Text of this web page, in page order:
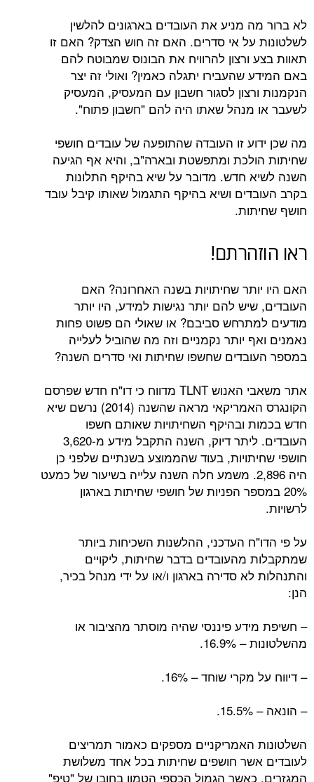
מניע את העובדים בארגונים להלשין
על אי סדרים. האם זה חוש הצדק? האם זו
ורצון להרוויח את הבונוס שמבוטח להם
יתגלה כאמין? ואולי זה יצר
לסגור חשבון עם המעסיק, המעסיק
שאתו היה להם "חשבון פתוח".
זו העובדה שהתופעה של עובדים חושפי
ומתפשטת ובארה"ב, והיא אף הגיעה
חדש. מדובר על שיא בהיקף התלונות
ושיא בהיקף התגמול שאותו קיבל עובד
שחיתויות בשנה האחרונה? האם
להם יותר נגישות למידע, היו יותר
סביבם? או שאולי הם פשוט פחות
יותר נקמניים וזה מה שהוביל לעלייה
שחשפו שחיתות ואי סדרים השנה?
אתר משאבי האנוש TLNT מדווח כי דו"ח חדש שפרסם
הקונגרס האמריקאי מראה שהשנה (2014) נרשם שיא
ובהיקף השחיתויות שאותם חשפו
העובדים. ליתר דיוק, השנה התקבל מידע מ-3,620
בעוד שהממוצע בשנתיים שלפני כן
היה 2,896. משמע חלה השנה עלייה בשיעור של כמעט
הפניות של חושפי שחיתות בארגון
העדכני, ההלשנות השכיחות ביותר
מהעובדים בדבר שחיתות, ליקויים
סדירה בארגון ו/או על ידי מנהל בכיר,
פיננסי שהיה מוסתר מהציבור או
שוחד – 16%.
האמריקניים מספקים כאמור תמריצים
חושפים שחיתות בכל אחד משלושת
הגמול הכספי הטמון בחובו של "טיפ"